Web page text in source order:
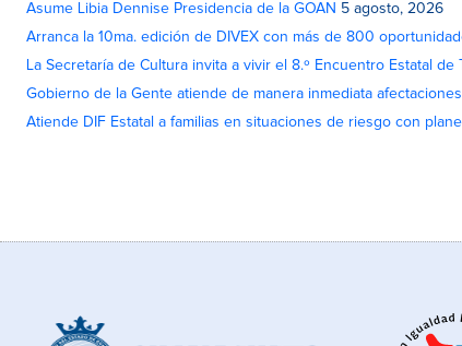
Asume Libia Dennise Presidencia de la GOAN 5 agosto, 2026
Arranca la 10ma. edición de DIVEX con más de 800
La Secretaría de Cultura invita a vivir el 8.º Encuentro Estatal de
Gobierno de la Gente atiende de manera inmediata
Atiende DIF Estatal a familias en situaciones de riesgo con